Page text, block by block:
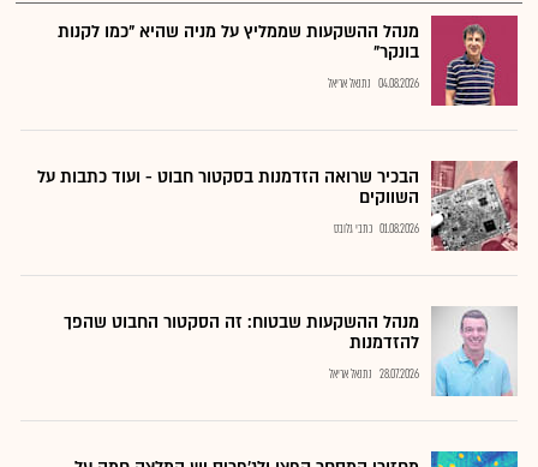
מנהל ההשקעות שממליץ על מניה שהיא "כמו לקנות
בונקר"
04.08.2026 נתנאל אריאל
הבכיר שרואה הזדמנות בסקטור חבוט - ועוד כתבות על
השווקים
01.08.2026 כתבי גלובס
מנהל ההשקעות שבטוח: זה הסקטור החבוט שהפך
להזדמנות
28.07.2026 נתנאל אריאל